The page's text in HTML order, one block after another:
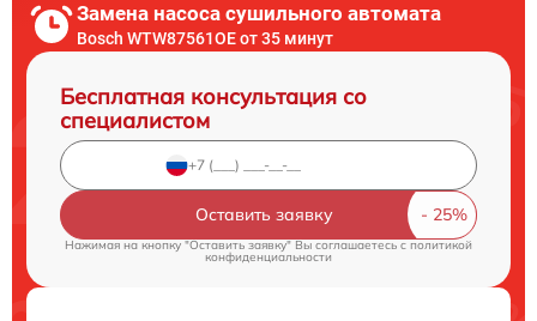
Замена насоса сушильного автомата
Bosch WTW87561OE от 35 минут
Бесплатная консультация со
специалистом
Оставить заявку
Нажимая на кнопку "Оставить заявку" Вы соглашаетесь cполитикой
конфиденциальности